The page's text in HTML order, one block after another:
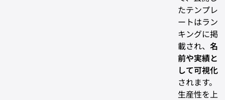
たテンプレ
ートはラン
キングに掲
載され、 名
前や実績と
して可視化
されます。
生産性を上